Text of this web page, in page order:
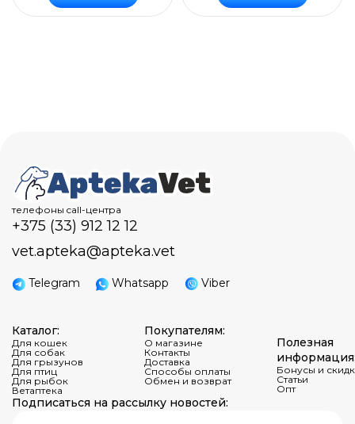
телефоны call-центра
+375 (33) 912 12 12
vet.apteka@apteka.vet
Telegram Whatsapp Viber
Каталог:
Для кошек
Для собак
Для грызунов
Для птиц
Для рыбок
Ветаптека
Покупателям:
О магазине
Контакты
Доставка
Способы оплаты
Обмен и возврат
Полезная
Бонусы и
Статьи
Опт
Подписаться на рассылку новостей: